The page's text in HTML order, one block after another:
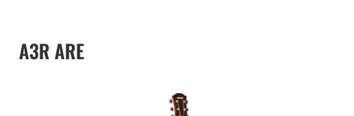
A3R ARE